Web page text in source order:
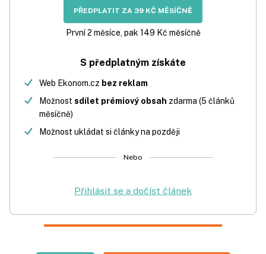
PŘEDPLATIT ZA 39 KČ MĚSÍČNĚ
První 2 měsíce, pak 149 Kč měsíčně
S předplatným získáte
Web Ekonom.cz bez reklam
Možnost sdílet prémiový obsah zdarma (5 článků
měsíčně)
Možnost ukládat si články na později
Nebo
Přihlásit se a dočíst článek